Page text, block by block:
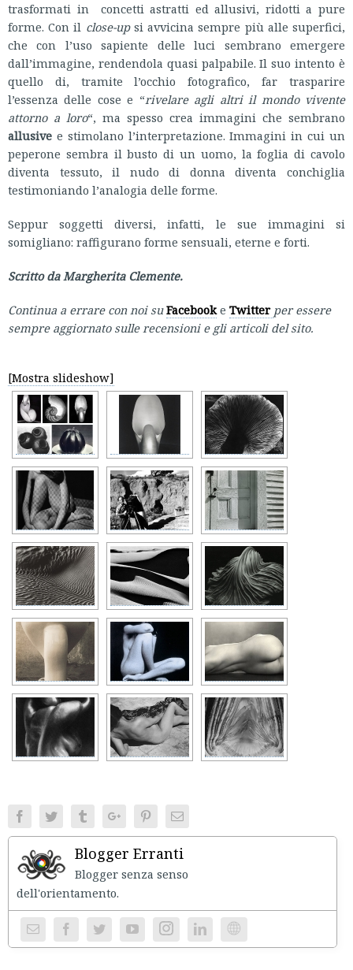
trasformati in concetti astratti ed allusivi, ridotti a pure
forme. Con il close-upsi avvicina sempre più alle superfici,
che con l’uso sapiente delle luci sembrano emergere
dall’immagine, rendendola quasi palpabile. Il suo intento è
quello di, tramite l’occhio fotografico, far trasparire
l’essenza delle cose e “rivelare agli altri il mondo vivente
attorno a loro“, ma spesso crea immagini che sembrano
allusive e stimolano l’interpretazione. Immagini in cui un
peperone sembra il busto di un uomo, la foglia di cavolo
diventa tessuto, il nudo di donna diventa conchiglia
testimoniando l’analogia delle forme.
Seppur soggetti diversi, infatti, le sue immagini si
somigliano: raffigurano forme sensuali, eterne e forti.
Scritto da Margherita Clemente.
Continua a errare con noi su Facebook e Twitter per essere
sempre aggiornato sulle recensioni e gli articoli del sito.
[Mostra slideshow]
FacebookTwitter TumblrGoogle+PinterestEmail
Blogger Erranti
Blogger senza senso
Instagram Website